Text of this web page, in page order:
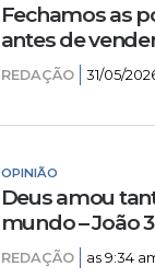
Fechamos as
antes de
REDAÇÃO 31/05/
OPINIÃO
Deus amou
mundo – João
REDAÇÃO as 9:34